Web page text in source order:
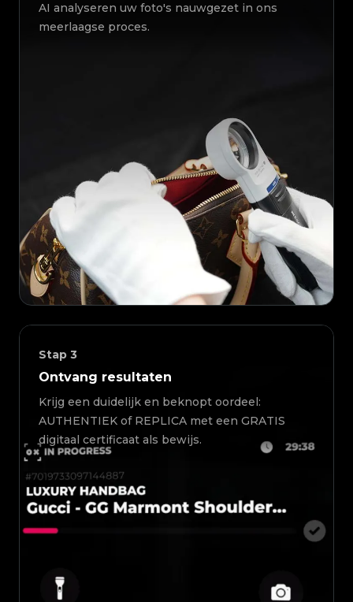
AI analyseren uw foto's nauwgezet in ons
meerlaagse proces.
Stap 3
Ontvang resultaten
Krijg een duidelijk en beknopt oordeel:
AUTHENTIEK of REPLICA met een GRATIS
digitaal certificaat als bewijs.